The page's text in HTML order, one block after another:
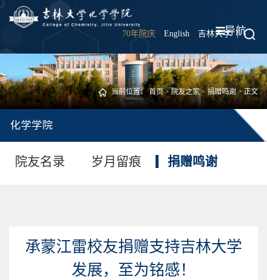
70年院庆 English 吉林大学 |
导航
当前位置：首页>院友之家>捐赠鸣谢> 正文
化学学院
院友名录 岁月留痕 捐赠鸣谢
承蒙江雷校友捐赠支持吉林大学
发展，至为铭感！